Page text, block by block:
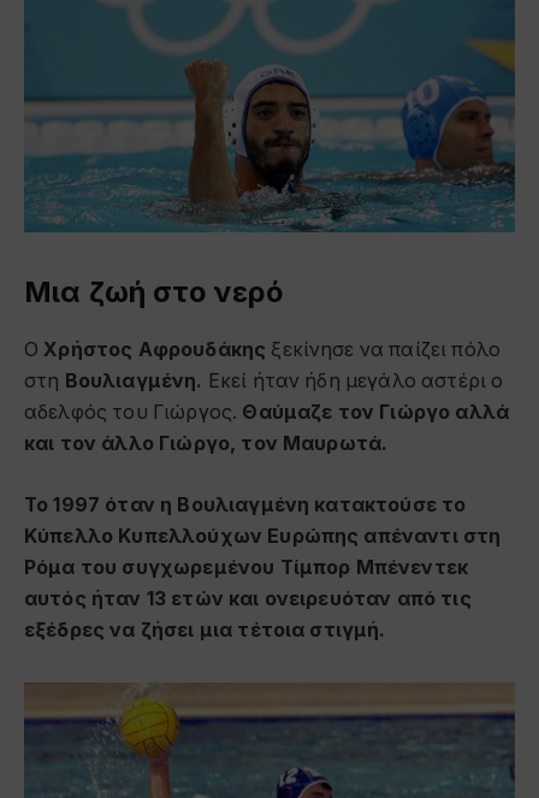
Μια ζωή στο νερό
Ο Χρήστος Αφρουδάκης ξεκίνησε να παίζει πόλο
στη Βουλιαγμένη. Εκεί ήταν ήδη μεγάλο αστέρι ο
αδελφός του Γιώργος. Θαύμαζε τον Γιώργο αλλά
και τον άλλο Γιώργο, τον Μαυρωτά.
Το 1997 όταν η Βουλιαγμένη κατακτούσε το
Κύπελλο Κυπελλούχων Ευρώπης απέναντι στη
Ρόμα του συγχωρεμένου Τίμπορ Μπένεντεκ
αυτός ήταν 13 ετών και ονειρευόταν από τις
εξέδρες να ζήσει μια τέτοια στιγμή.